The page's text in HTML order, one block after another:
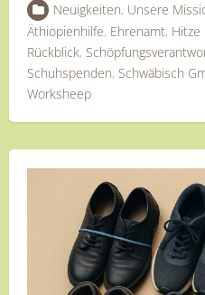
Neuigkeiten, Unsere
Äthiopienhilfe, Ehrenamt, Hitze
Rückblick,
Schuhspenden, Schwäbisch
Worksheep